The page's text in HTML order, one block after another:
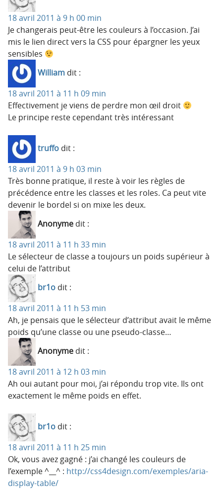
18 avril 2011 à 9 h 00 min
Je changerais peut-être les couleurs à l’occasion. J’ai
mis le lien direct vers la CSS pour épargner les yeux
sensibles
William dit :
18 avril 2011 à 11 h 09 min
Effectivement je viens de perdre mon œil droit
Le principe reste cependant très intéressant
truffo dit :
18 avril 2011 à 9 h 03 min
Très bonne pratique, il reste à voir les règles de
précédence entre les classes et les roles. Ca peut vite
devenir le bordel si on mixe les deux.
Anonyme dit :
18 avril 2011 à 11 h 33 min
Le sélecteur de classe a toujours un poids supérieur à
celui de l’attribut
br1o dit :
18 avril 2011 à 11 h 53 min
Ah, je pensais que le sélecteur d’attribut avait le même
poids qu’une classe ou une pseudo-classe…
Anonyme dit :
18 avril 2011 à 12 h 03 min
Ah oui autant pour moi, j’ai répondu trop vite. Ils ont
exactement le même poids en effet.
br1o dit :
18 avril 2011 à 11 h 25 min
Ok, vous avez gagné : j’ai changé les couleurs de
l’exemple ^__^ : http://css4design.com/exemples/aria-
display-table/